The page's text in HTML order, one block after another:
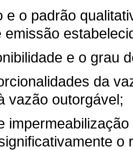
e o padrão
emissão
e o grau
da
vazão outorgável;
o